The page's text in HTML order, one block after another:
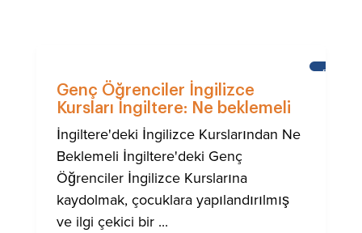
Genç Öğrenciler İngilizce
Kursları İngiltere: Ne beklemeli
İngiltere'deki İngilizce Kurslarından Ne
Beklemeli İngiltere'deki Genç
Öğrenciler İngilizce Kurslarına
kaydolmak, çocuklara yapılandırılmış
ve ilgi çekici bir ...